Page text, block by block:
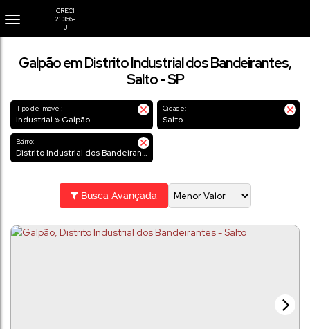
Galpão em Distrito Industrial dos Bandeirantes,
Salto - SP
Tipo de Imóvel:
Industrial » Galpão
Cidade:
Salto
Bairro:
Distrito Industrial dos Bandeirantes
Busca Avançada